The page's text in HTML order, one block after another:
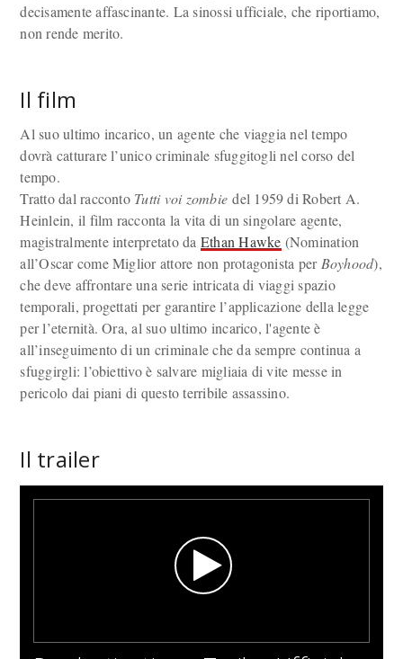
decisamente affascinante. La sinossi ufficiale, che riportiamo,
non rende merito.
Il film
Al suo ultimo incarico, un agente che viaggia nel tempo
dovrà catturare l’unico criminale sfuggitogli nel corso del
tempo.
Tratto dal racconto Tutti voi zombie del 1959 di Robert A.
Heinlein, il film racconta la vita di un singolare agente,
magistralmente interpretato da Ethan Hawke (Nomination
all’Oscar come Miglior attore non protagonista per Boyhood),
che deve affrontare una serie intricata di viaggi spazio
temporali, progettati per garantire l’applicazione della legge
per l’eternità. Ora, al suo ultimo incarico, l'agente è
all’inseguimento di un criminale che da sempre continua a
sfuggirgli: l’obiettivo è salvare migliaia di vite messe in
pericolo dai piani di questo terribile assassino.
Il trailer